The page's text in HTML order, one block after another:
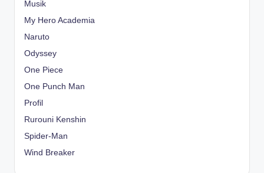
Musik
My Hero Academia
Naruto
Odyssey
One Piece
One Punch Man
Profil
Rurouni Kenshin
Spider-Man
Wind Breaker